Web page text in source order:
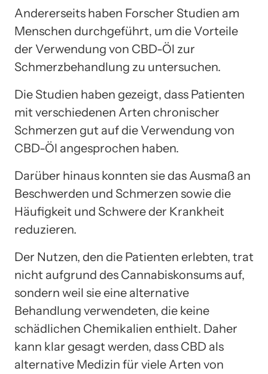
Andererseits haben Forscher Studien am
Menschen durchgeführt, um die Vorteile
der Verwendung von CBD-Öl zur
Schmerzbehandlung zu untersuchen.
Die Studien haben gezeigt, dass Patienten
mit verschiedenen Arten chronischer
Schmerzen gut auf die Verwendung von
CBD-Öl angesprochen haben.
Darüber hinaus konnten sie das Ausmaß an
Beschwerden und Schmerzen sowie die
Häufigkeit und Schwere der Krankheit
reduzieren.
Der Nutzen, den die Patienten erlebten, trat
nicht aufgrund des Cannabiskonsums auf,
sondern weil sie eine alternative
Behandlung verwendeten, die keine
schädlichen Chemikalien enthielt. Daher
kann klar gesagt werden, dass CBD als
alternative Medizin für viele Arten von